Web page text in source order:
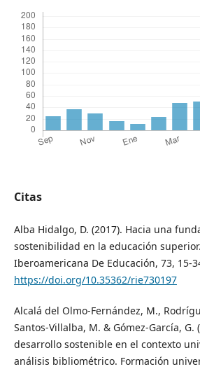
Citas
Alba Hidalgo, D. (2017). Hacia una
sostenibilidad en la educación
Iberoamericana De Educación, 73, 15-
https://doi.org/10.35362/rie730197
Alcalá del Olmo-Fernández, M.,
Santos-Villalba, M. & Gómez-García, G.
desarrollo sostenible en el contexto
análisis bibliométrico. Formación